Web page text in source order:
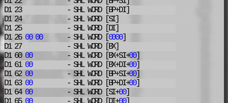
D1 23
- SHLWORD [BP+DI]
D1 24
- SHLWORD [SI]
D1 25
- SHLWORD [DI]
D1 26 00 00 - SHLWORD [ 0000]
D1 27
- SHLWORD [BX]
D1 60 00 - SHLWORD [BX+SI+00]
D1 61 00 - SHLWORD [BX+DI+00]
D1 62 00 - SHLWORD [BP+SI+00]
D1 63 00 - SHLWORD [BP+DI+00]
D1 64 00 - SHLWORD [SI+00]